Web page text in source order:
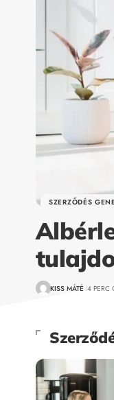
SZERZŐDÉS
KISS MÁTÉ 4 PERC